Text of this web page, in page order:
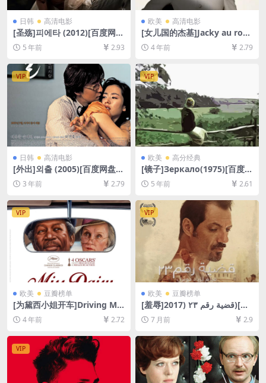
日韩 高清电影
[圣殇]피에타 (2012)[百度网盘
+迅雷云盘资源1080P超清未
删减][MP4/6.5GB][韩语中字]
5 年前 2.93
欧美 高清电影
[女儿国的杰基]Jacky au roya
ume des filles (2014)[百度
网盘+迅雷云盘资源1080P超
清未删减][MP4/5.2GB][中英
字幕]
4 年前 2.79
VIP
日韩 高清电影
[外出]외출 (2005)[百度网盘
+迅雷云盘资源1080P超清未
删减][MP4/6.6GB][韩语中字]
3 年前 2.79
VIP
欧美 高分经典
[镜子]Зеркало(1975)[百度网
盘+夸克网盘+迅雷云盘资源10
80P超清未删减][MP4/6.9GB]
5 年前 2.61
VIP
欧美 豆瓣榜单
[为黛西小姐开车]Driving Mis
s Daisy (1989)[百度网盘+迅
雷云盘资源1080P超清未删减]
[MP4/6.4GB][中英字幕]
4 年前 2.72
VIP
欧美 豆瓣榜单
[羞辱]قضية رقم ٢٣ (2017)[百
度网盘+夸克网盘1080P超清
未删减资源][网盘在线播放/下
载][MP4/7.5GB][中英字幕]
7 月前 2.9
VIP